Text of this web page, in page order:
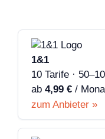
1&1
10 Tarife ·
ab 4,99 € /
zum Anbieter »